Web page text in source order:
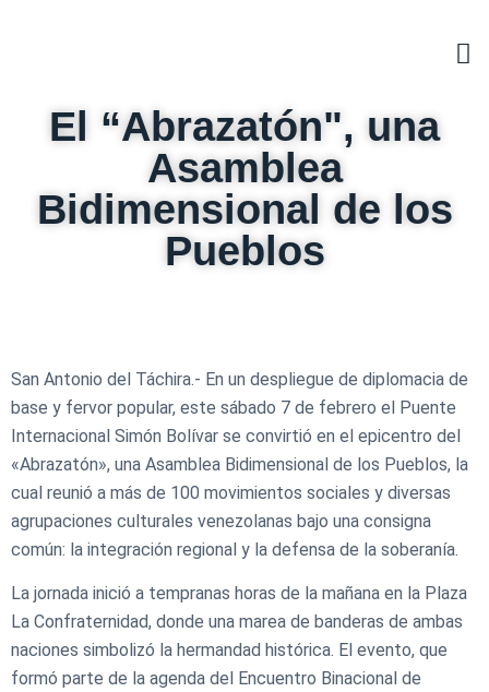
El “Abrazatón", una
Asamblea
Bidimensional de los
Pueblos
San Antonio del Táchira.- En un despliegue de diplomacia de
base y fervor popular, este sábado 7 de febrero el Puente
Internacional Simón Bolívar se convirtió en el epicentro del
«Abrazatón», una Asamblea Bidimensional de los Pueblos, la
cual reunió a más de 100 movimientos sociales y diversas
agrupaciones culturales venezolanas bajo una consigna
común: la integración regional y la defensa de la soberanía.
La jornada inició a tempranas horas de la mañana en la Plaza
La Confraternidad, donde una marea de banderas de ambas
naciones simbolizó la hermandad histórica. El evento, que
formó parte de la agenda del Encuentro Binacional de